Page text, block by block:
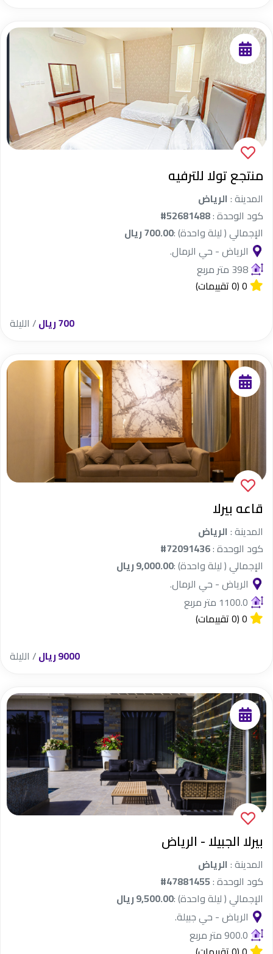
منتجع تولا للترفيه
المدينة : الرياض
كود الوحدة :#52681488
الإجمالي ( ليلة واحدة) :700.00 ريال
الرياض - حي الرمال.
398 متر مربع
0(0 تقييمات)
700 ريال / الليلة
قاعه بيرلا
المدينة : الرياض
كود الوحدة :#72091436
الإجمالي ( ليلة واحدة) :9,000.00 ريال
الرياض - حي الرمال.
1100.0 متر مربع
0(0 تقييمات)
9000 ريال / الليلة
بيرلا الجبيلا - الرياض
المدينة : الرياض
كود الوحدة :#47881455
الإجمالي ( ليلة واحدة) :9,500.00 ريال
الرياض - حي جبيلة.
900.0 متر مربع